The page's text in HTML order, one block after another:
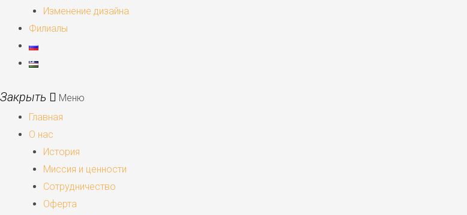
Изменение дизайна
Филиалы
Меню
Главная
О нас
История
Миссия и ценности
Сотрудничество
Оферта